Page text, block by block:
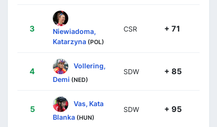
3
Niewiadoma,
Katarzyna (POL)
CSR + 71
4
Vollering,
Demi (NED)
SDW + 85
5
Vas, Kata
Blanka (HUN)
SDW + 95